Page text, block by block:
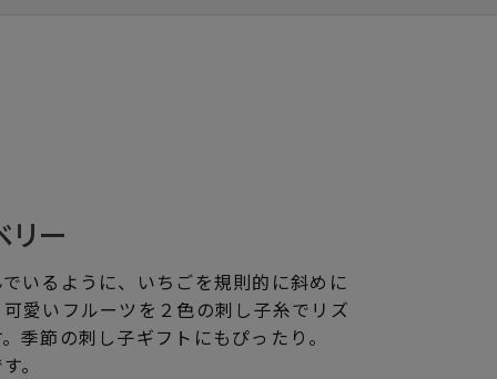
リー
いるように、いちごを規則的に斜めに
愛いフルーツを２色の刺し子糸でリズ
季節の刺し子ギフトにもぴったり。
。